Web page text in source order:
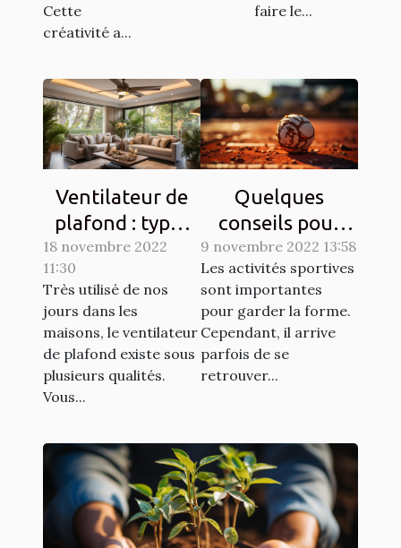
Cette
créativité a...
faire le...
Ventilateur de
plafond : types
et qualités
18 novembre 2022
11:30
Très utilisé de nos
jours dans les
maisons, le ventilateur
de plafond existe sous
plusieurs qualités.
Vous...
Quelques
conseils pour
lutter contre les
courbatures
engendrées par
le sport
9 novembre 2022 13:58
Les activités sportives
sont importantes
pour garder la forme.
Cependant, il arrive
parfois de se
retrouver...